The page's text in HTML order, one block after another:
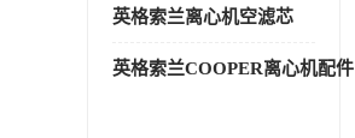
英格索兰离心机空滤芯
英格索兰COOPER离心机配件